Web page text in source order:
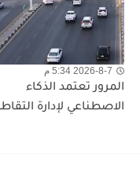
2026-8-7 5:34 م
المرور تعتمد الذكاء
الاصطناعي لإدارة